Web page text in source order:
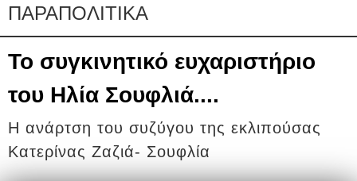
ΠΑΡΑΠΟΛΙΤΙΚΑ
Το συγκινητικό ευχαριστήριο
του Ηλία Σουφλιά....
Η ανάρτση του συζύγου της εκλιπούσας
Κατερίνας Ζαζιά- Σουφλία